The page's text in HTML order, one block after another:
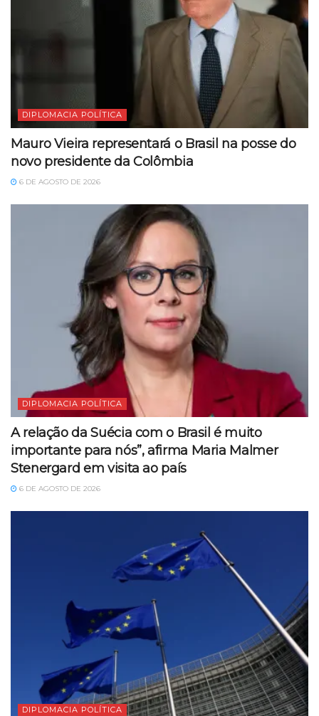
DIPLOMACIA POLÍTICA
Mauro Vieira representará o Brasil na posse do
novo presidente da Colômbia
6 DE AGOSTO DE 2026
DIPLOMACIA POLÍTICA
A relação da Suécia com o Brasil é muito
importante para nós”, afirma Maria Malmer
Stenergard em visita ao país
6 DE AGOSTO DE 2026
DIPLOMACIA POLÍTICA